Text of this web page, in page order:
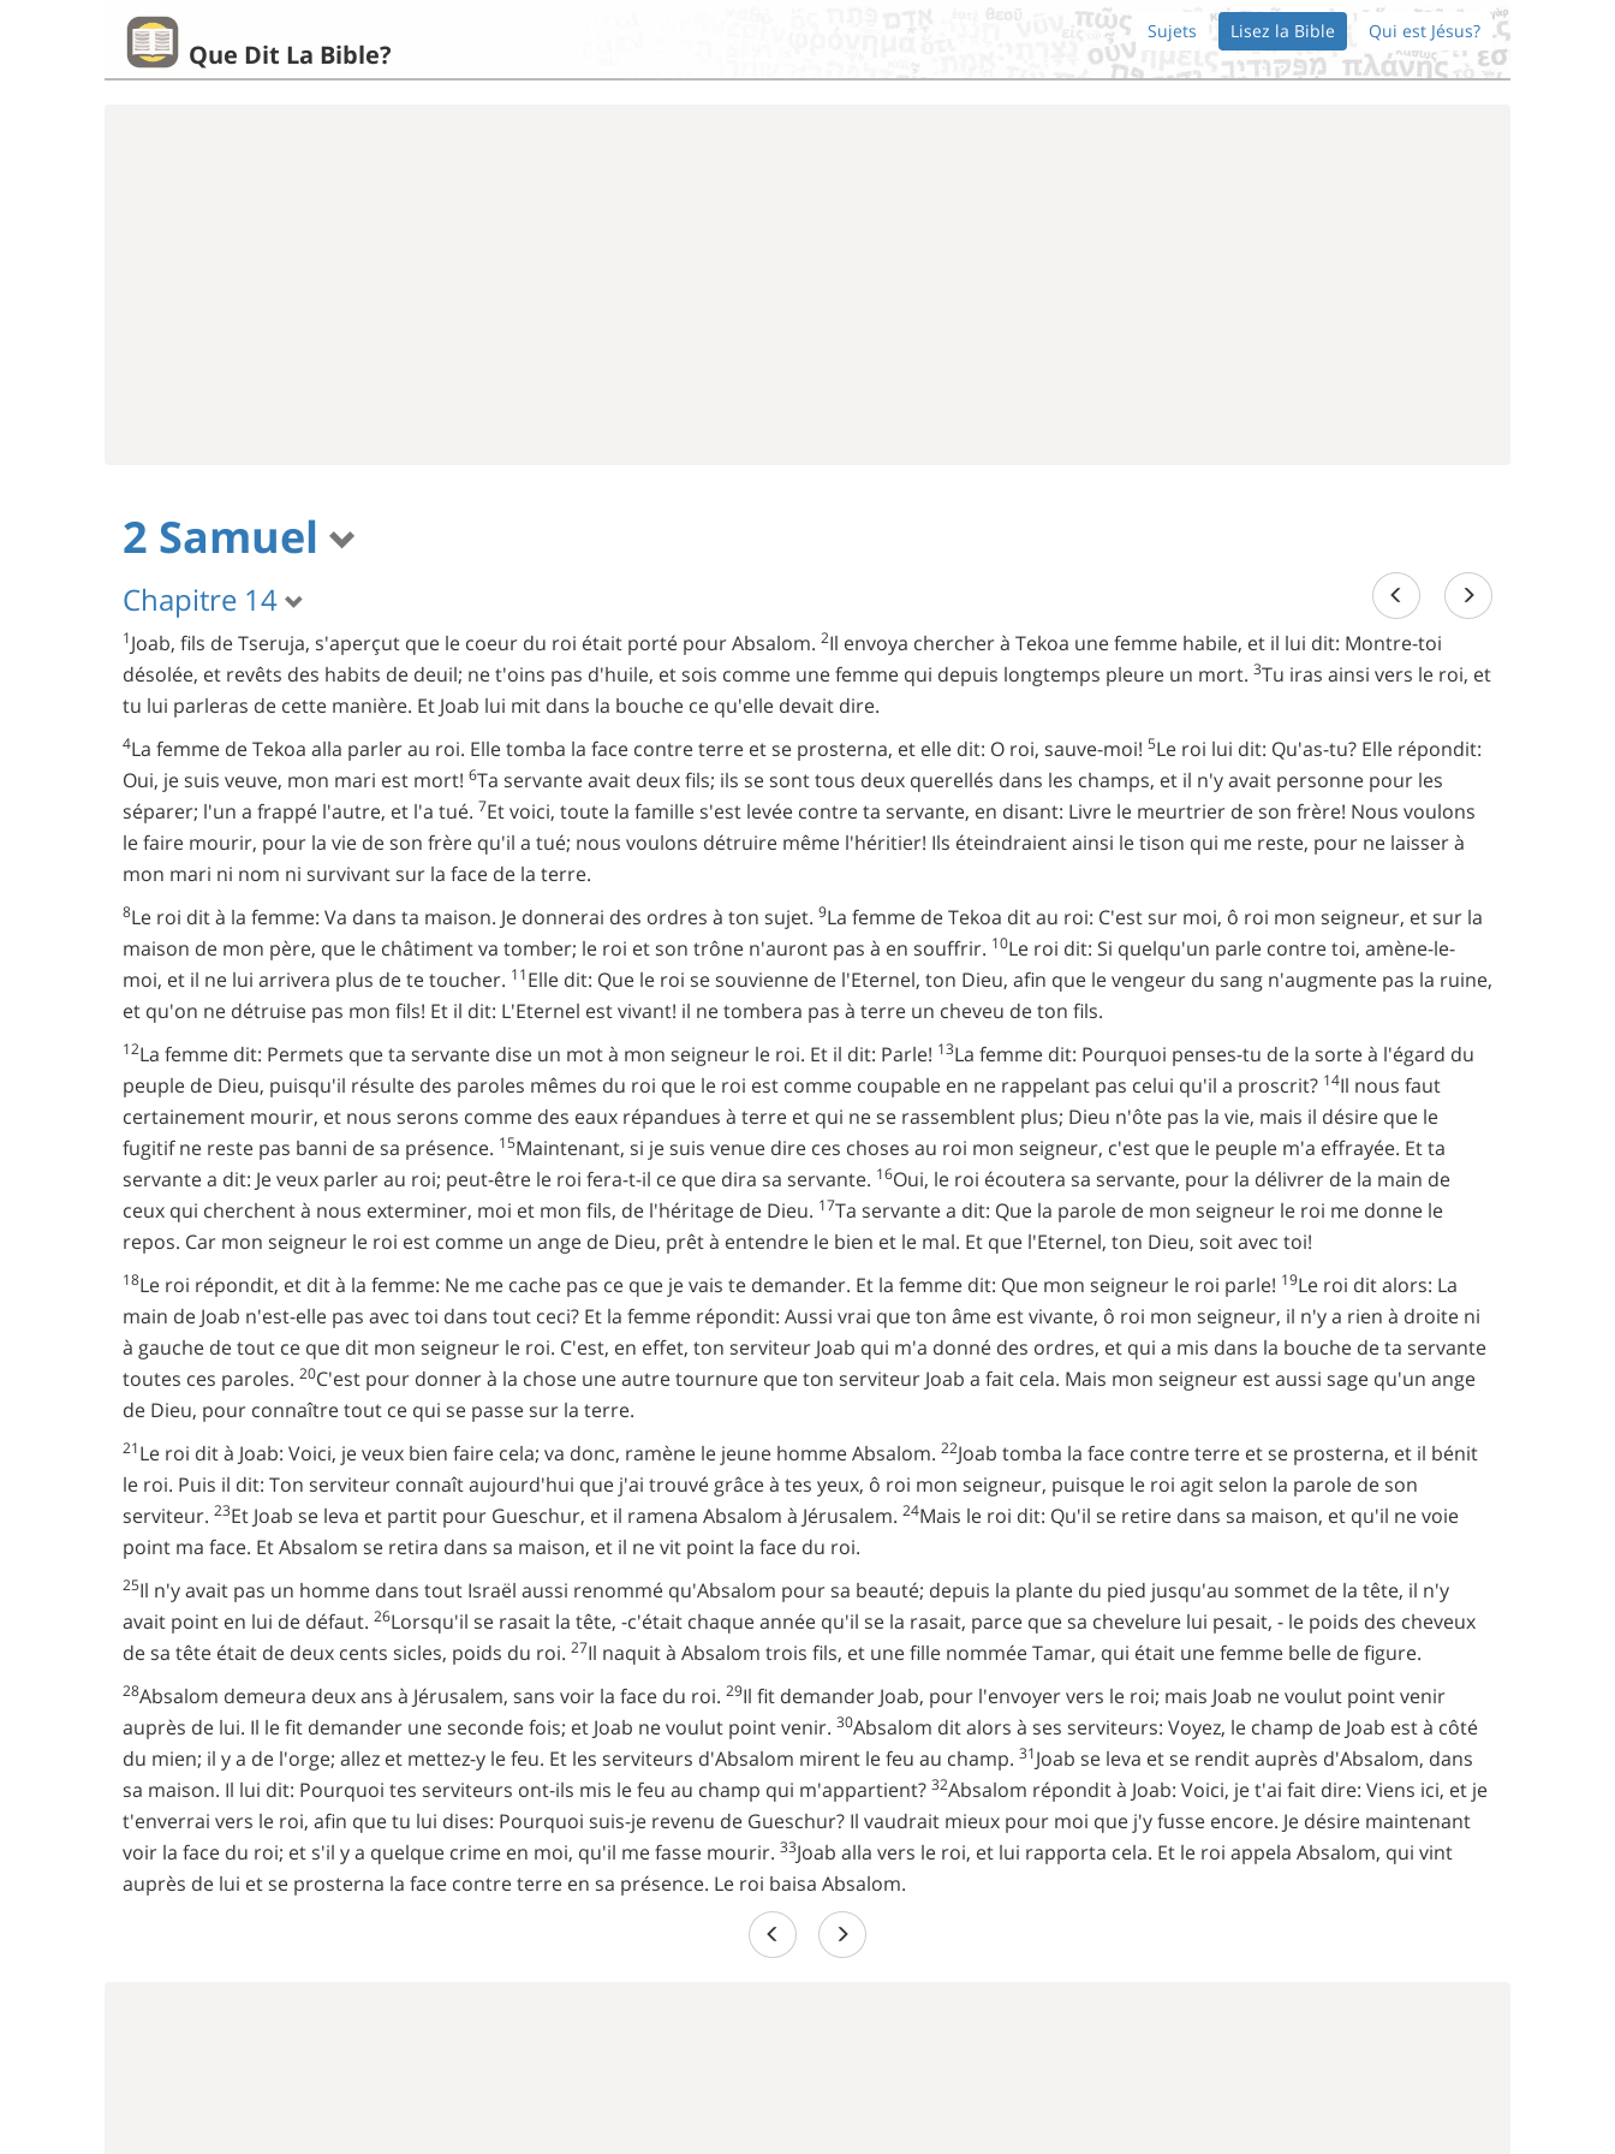
Que Dit La Bible?
Sujets Lisez la Bible Qui est Jésus?
2 Samuel
Chapitre 14
1Joab, fils de Tseruja, s'aperçut que le coeur du roi était porté pour Absalom. 2Il envoya chercher à Tekoa une femme habile, et il lui dit: Montre-toi
désolée, et revêts des habits de deuil; ne t'oins pas d'huile, et sois comme une femme qui depuis longtemps pleure un mort. 3Tu iras ainsi vers le roi, et
tu lui parleras de cette manière. Et Joab lui mit dans la bouche ce qu'elle devait dire.
4La femme de Tekoa alla parler au roi. Elle tomba la face contre terre et se prosterna, et elle dit: O roi, sauve-moi! 5Le roi lui dit: Qu'as-tu? Elle répondit:
Oui, je suis veuve, mon mari est mort! 6Ta servante avait deux fils; ils se sont tous deux querellés dans les champs, et il n'y avait personne pour les
séparer; l'un a frappé l'autre, et l'a tué. 7Et voici, toute la famille s'est levée contre ta servante, en disant: Livre le meurtrier de son frère! Nous voulons
le faire mourir, pour la vie de son frère qu'il a tué; nous voulons détruire même l'héritier! Ils éteindraient ainsi le tison qui me reste, pour ne laisser à
mon mari ni nom ni survivant sur la face de la terre.
8Le roi dit à la femme: Va dans ta maison. Je donnerai des ordres à ton sujet. 9La femme de Tekoa dit au roi: C'est sur moi, ô roi mon seigneur, et sur la
maison de mon père, que le châtiment va tomber; le roi et son trône n'auront pas à en souffrir. 10Le roi dit: Si quelqu'un parle contre toi, amène-le-
moi, et il ne lui arrivera plus de te toucher. 11Elle dit: Que le roi se souvienne de l'Eternel, ton Dieu, afin que le vengeur du sang n'augmente pas la ruine,
et qu'on ne détruise pas mon fils! Et il dit: L'Eternel est vivant! il ne tombera pas à terre un cheveu de ton fils.
12La femme dit: Permets que ta servante dise un mot à mon seigneur le roi. Et il dit: Parle! 13La femme dit: Pourquoi penses-tu de la sorte à l'égard du
peuple de Dieu, puisqu'il résulte des paroles mêmes du roi que le roi est comme coupable en ne rappelant pas celui qu'il a proscrit? 14Il nous faut
certainement mourir, et nous serons comme des eaux répandues à terre et qui ne se rassemblent plus; Dieu n'ôte pas la vie, mais il désire que le
fugitif ne reste pas banni de sa présence. 15Maintenant, si je suis venue dire ces choses au roi mon seigneur, c'est que le peuple m'a effrayée. Et ta
servante a dit: Je veux parler au roi; peut-être le roi fera-t-il ce que dira sa servante. 16Oui, le roi écoutera sa servante, pour la délivrer de la main de
ceux qui cherchent à nous exterminer, moi et mon fils, de l'héritage de Dieu. 17Ta servante a dit: Que la parole de mon seigneur le roi me donne le
repos. Car mon seigneur le roi est comme un ange de Dieu, prêt à entendre le bien et le mal. Et que l'Eternel, ton Dieu, soit avec toi!
18Le roi répondit, et dit à la femme: Ne me cache pas ce que je vais te demander. Et la femme dit: Que mon seigneur le roi parle! 19Le roi dit alors: La
main de Joab n'est-elle pas avec toi dans tout ceci? Et la femme répondit: Aussi vrai que ton âme est vivante, ô roi mon seigneur, il n'y a rien à droite ni
à gauche de tout ce que dit mon seigneur le roi. C'est, en effet, ton serviteur Joab qui m'a donné des ordres, et qui a mis dans la bouche de ta servante
toutes ces paroles. 20C'est pour donner à la chose une autre tournure que ton serviteur Joab a fait cela. Mais mon seigneur est aussi sage qu'un ange
de Dieu, pour connaître tout ce qui se passe sur la terre.
21Le roi dit à Joab: Voici, je veux bien faire cela; va donc, ramène le jeune homme Absalom. 22Joab tomba la face contre terre et se prosterna, et il bénit
le roi. Puis il dit: Ton serviteur connaît aujourd'hui que j'ai trouvé grâce à tes yeux, ô roi mon seigneur, puisque le roi agit selon la parole de son
serviteur. 23Et Joab se leva et partit pour Gueschur, et il ramena Absalom à Jérusalem. 24Mais le roi dit: Qu'il se retire dans sa maison, et qu'il ne voie
point ma face. Et Absalom se retira dans sa maison, et il ne vit point la face du roi.
25Il n'y avait pas un homme dans tout Israël aussi renommé qu'Absalom pour sa beauté; depuis la plante du pied jusqu'au sommet de la tête, il n'y
avait point en lui de défaut. 26Lorsqu'il se rasait la tête, -c'était chaque année qu'il se la rasait, parce que sa chevelure lui pesait, - le poids des cheveux
de sa tête était de deux cents sicles, poids du roi. 27Il naquit à Absalom trois fils, et une fille nommée Tamar, qui était une femme belle de figure.
28Absalom demeura deux ans à Jérusalem, sans voir la face du roi. 29Il fit demander Joab, pour l'envoyer vers le roi; mais Joab ne voulut point venir
auprès de lui. Il le fit demander une seconde fois; et Joab ne voulut point venir. 30Absalom dit alors à ses serviteurs: Voyez, le champ de Joab est à côté
du mien; il y a de l'orge; allez et mettez-y le feu. Et les serviteurs d'Absalom mirent le feu au champ. 31Joab se leva et se rendit auprès d'Absalom, dans
sa maison. Il lui dit: Pourquoi tes serviteurs ont-ils mis le feu au champ qui m'appartient? 32Absalom répondit à Joab: Voici, je t'ai fait dire: Viens ici, et je
t'enverrai vers le roi, afin que tu lui dises: Pourquoi suis-je revenu de Gueschur? Il vaudrait mieux pour moi que j'y fusse encore. Je désire maintenant
voir la face du roi; et s'il y a quelque crime en moi, qu'il me fasse mourir. 33Joab alla vers le roi, et lui rapporta cela. Et le roi appela Absalom, qui vint
auprès de lui et se prosterna la face contre terre en sa présence. Le roi baisa Absalom.